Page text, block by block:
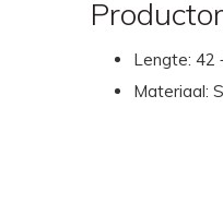
Lengte: 42
Materiaal: